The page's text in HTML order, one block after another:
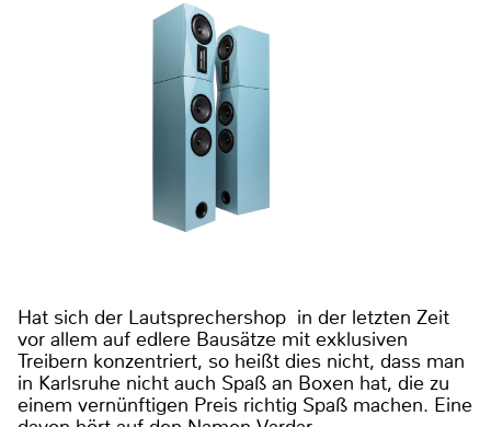
Hat sich der Lautsprechershop in der letzten Zeit
vor allem auf edlere Bausätze mit exklusiven
Treibern konzentriert, so heißt dies nicht, dass man
in Karlsruhe nicht auch Spaß an Boxen hat, die zu
einem vernünftigen Preis richtig Spaß machen. Eine